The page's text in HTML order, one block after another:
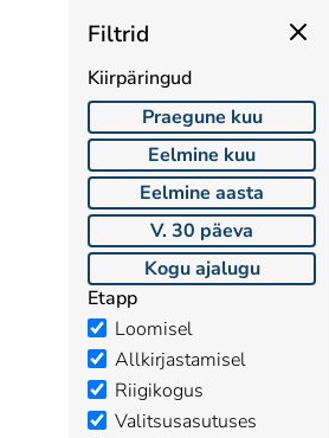
Filtrid
Kiirpäringud
Praegune kuu
Eelmine kuu
Eelmine aasta
V. 30 päeva
Kogu ajalugu
Etapp
Loomisel
Allkirjastamisel
Riigikogus
Valitsusasutuses